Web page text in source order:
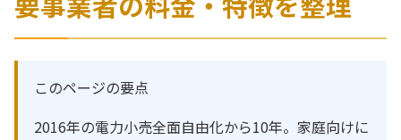
このページの要点
2016年の電力小売全面自由化から10年。家庭向けに